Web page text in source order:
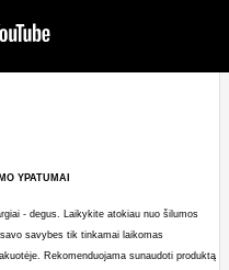
YPATUMAI
- degus. Laikykite atokiau nuo šilumos
savybes tik tinkamai laikomas
Rekomenduojama sunaudoti produktą